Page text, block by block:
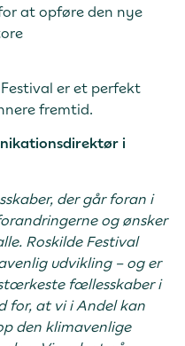
at opføre den nye
er et perfekt
fremtid.
i
der går foran i
og ønsker
Roskilde Festival
udvikling – og er
fællesskaber i
for, at vi i Andel kan
den klimavenlige